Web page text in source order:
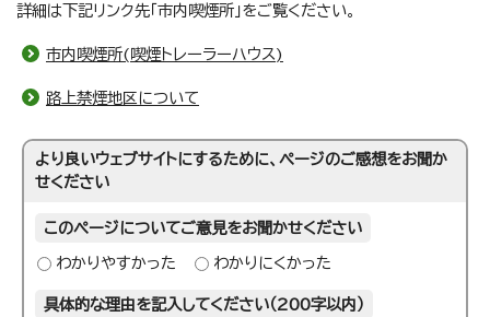
詳細は下記リンク先「市内喫煙所」をご覧ください。
市内喫煙所(喫煙トレーラーハウス)
路上禁煙地区について
より良いウェブサイトにするために、ページのご感想をお聞か
せください
このページについてご意見をお聞かせください
わかりやすかった わかりにくかった
具体的な理由を記入してください（200字以内）